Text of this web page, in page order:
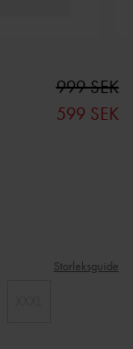
999 SEK
599 SEK
Storleksguide